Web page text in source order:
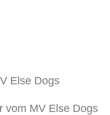
Else Dogs
vom MV Else Dogs